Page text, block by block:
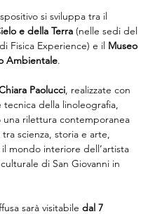
si sviluppa tra il
e della Terra (nelle sedi del
Fisica Experience) e il Museo
Ambientale.
Paolucci, realizzate con
tecnica della linoleografia,
rilettura contemporanea
scienza, storia e arte,
mondo interiore dell’artista
di San Giovanni in
sarà visitabile dal 7